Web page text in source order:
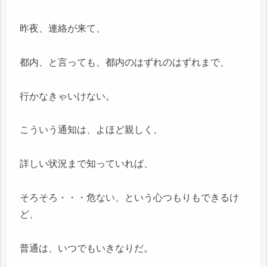
昨夜、連絡が来て、
都内、と言っても、都内のはずれのはずれまで、
行かなきゃいけない。
こういう通知は、よほど親しく、
詳しい状況まで知っていれば、
そろそろ・・・危ない、という心つもりもできるけ
ど、
普通は、いつでもいきなりだ。